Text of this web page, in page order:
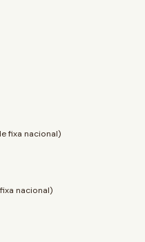
fixa nacional)
nacional)